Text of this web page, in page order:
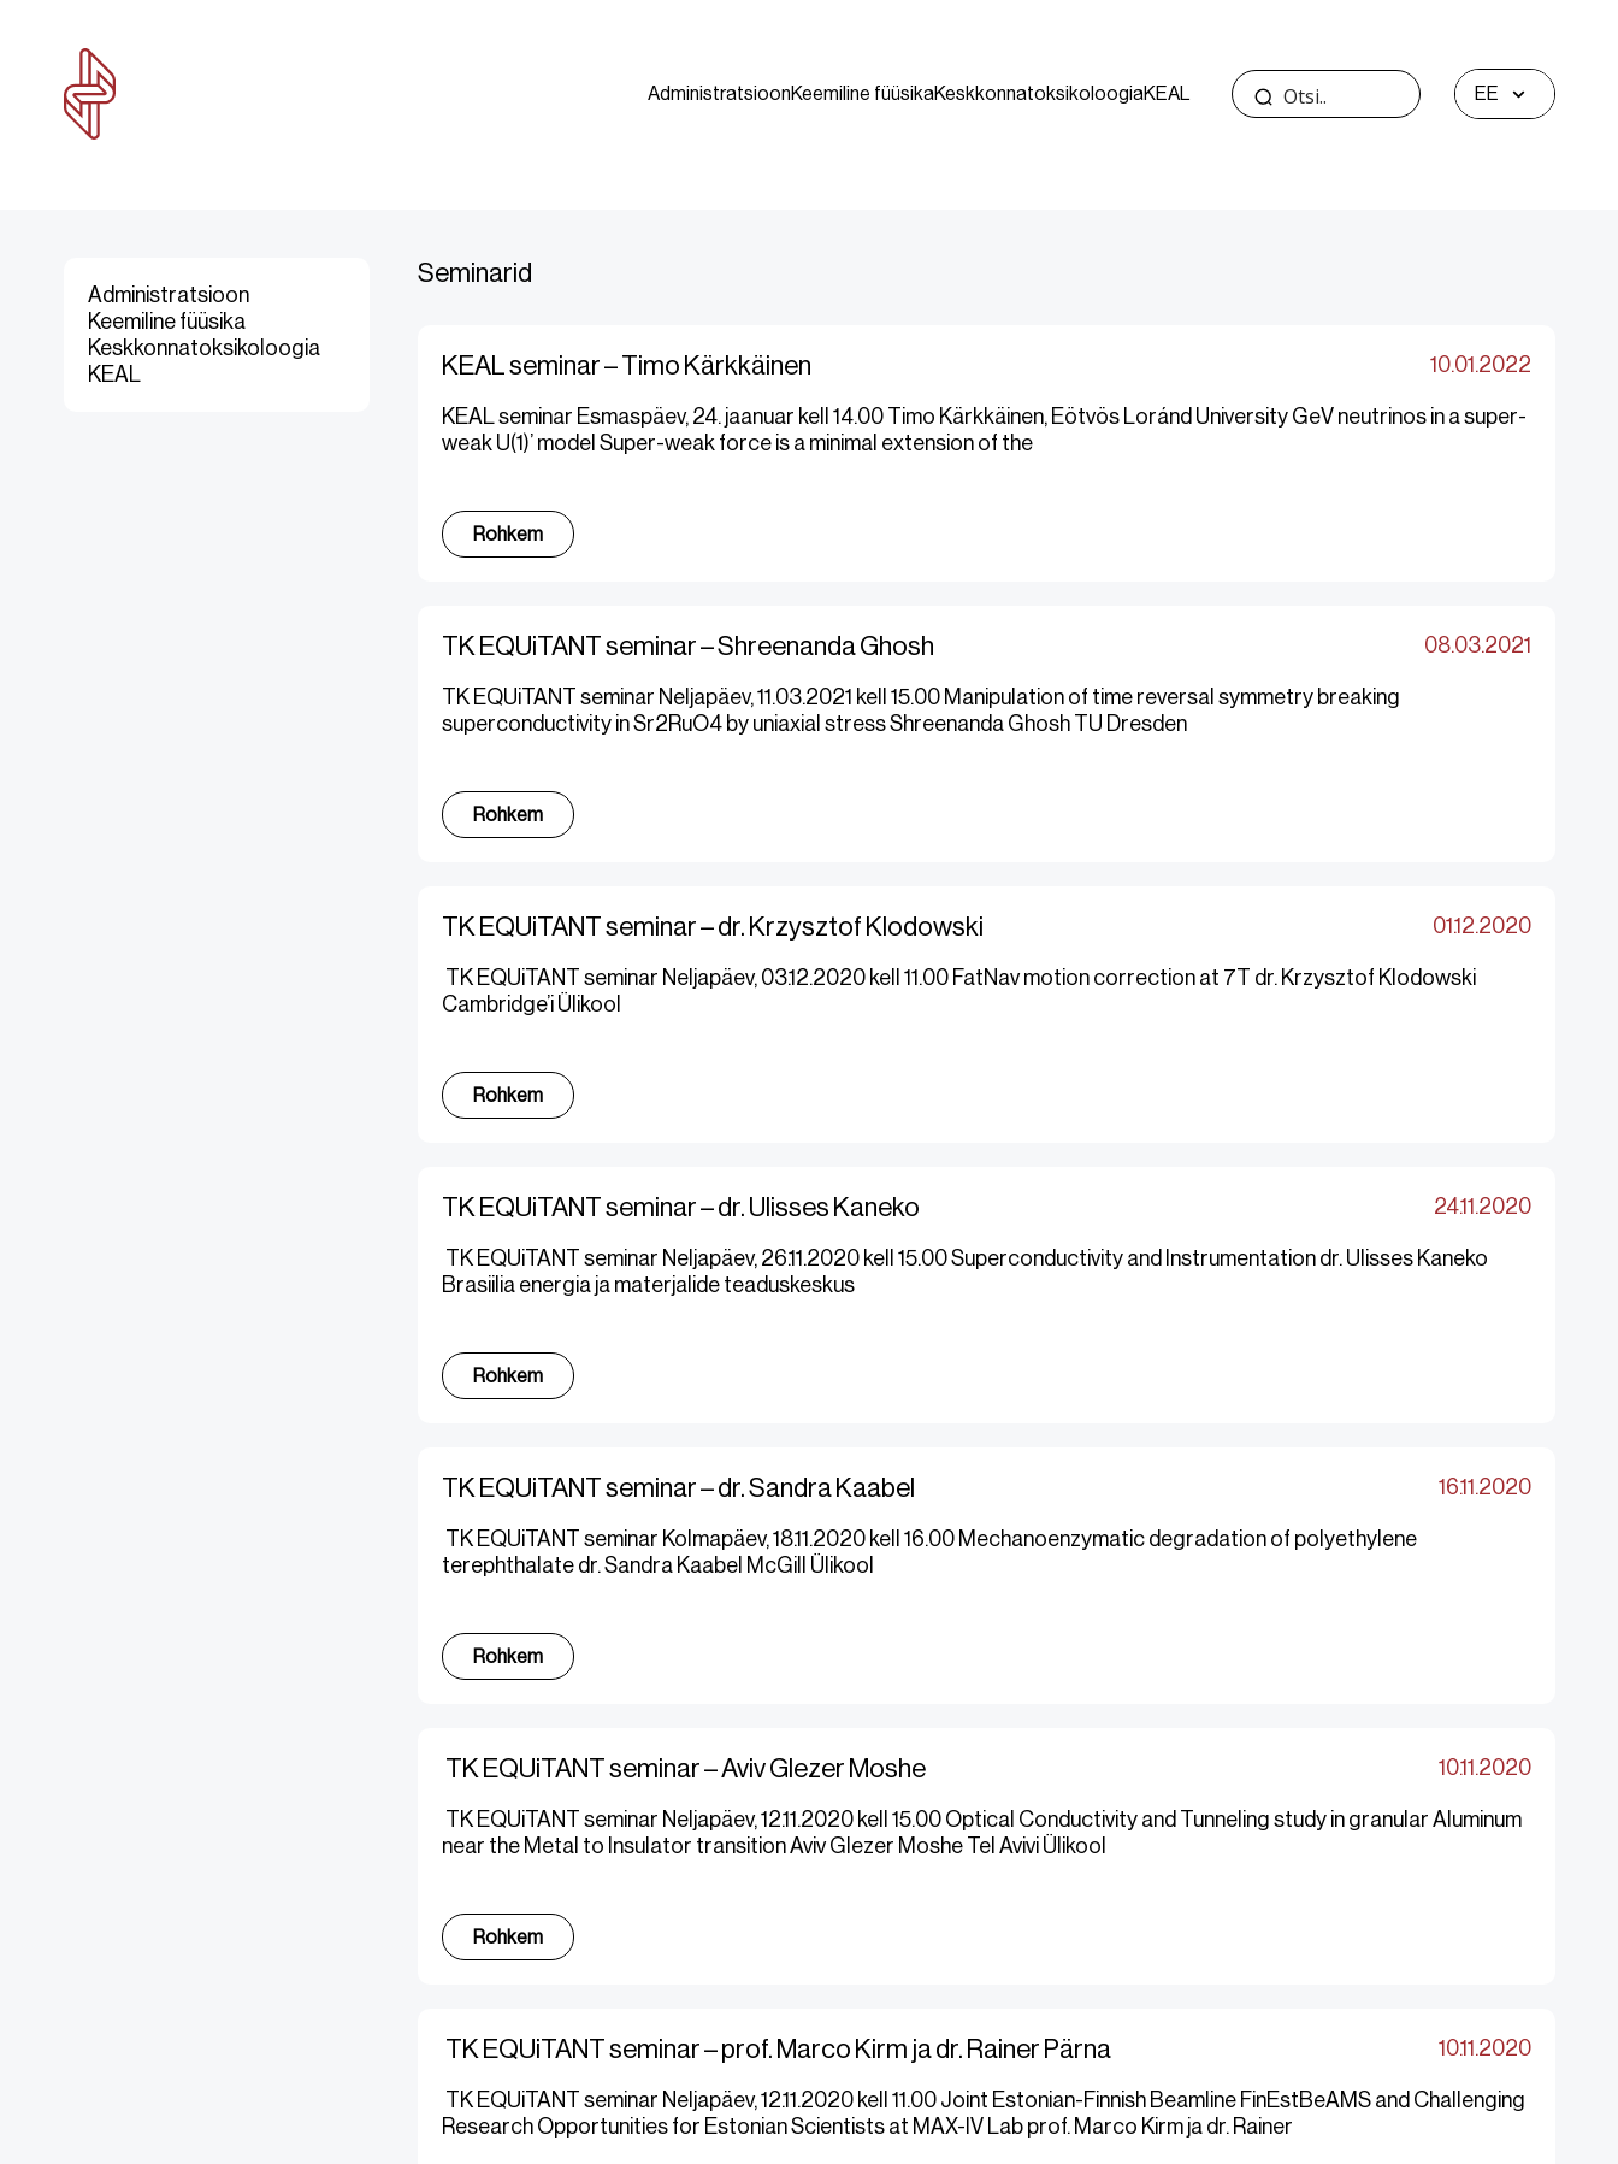
AdministratsioonKeemiline füüsikaKeskkonnatoksikoloogiaKEAL EE
Administratsioon
Keemiline füüsika
Keskkonnatoksikoloogia
KEAL
Seminarid
KEAL seminar – Timo Kärkkäinen 10.01.2022
KEAL seminar Esmaspäev, 24. jaanuar kell 14.00 Timo Kärkkäinen, Eötvös Loránd University GeV neutrinos in a super-
weak U(1)’ model Super-weak force is a minimal extension of the
Rohkem
TK EQUiTANT seminar – Shreenanda Ghosh 08.03.2021
TK EQUiTANT seminar Neljapäev, 11.03.2021 kell 15.00 Manipulation of time reversal symmetry breaking
superconductivity in Sr2RuO4 by uniaxial stress Shreenanda Ghosh TU Dresden
Rohkem
TK EQUiTANT seminar – dr. Krzysztof Klodowski 01.12.2020
TK EQUiTANT seminar Neljapäev, 03.12.2020 kell 11.00 FatNav motion correction at 7T dr. Krzysztof Klodowski
Cambridge’i Ülikool
Rohkem
TK EQUiTANT seminar – dr. Ulisses Kaneko 24.11.2020
TK EQUiTANT seminar Neljapäev, 26.11.2020 kell 15.00 Superconductivity and Instrumentation dr. Ulisses Kaneko
Brasiilia energia ja materjalide teaduskeskus
Rohkem
TK EQUiTANT seminar – dr. Sandra Kaabel 16.11.2020
TK EQUiTANT seminar Kolmapäev, 18.11.2020 kell 16.00 Mechanoenzymatic degradation of polyethylene
terephthalate dr. Sandra Kaabel McGill Ülikool
Rohkem
TK EQUiTANT seminar – Aviv Glezer Moshe 10.11.2020
TK EQUiTANT seminar Neljapäev, 12.11.2020 kell 15.00 Optical Conductivity and Tunneling study in granular Aluminum
near the Metal to Insulator transition Aviv Glezer Moshe Tel Avivi Ülikool
Rohkem
TK EQUiTANT seminar – prof. Marco Kirm ja dr. Rainer Pärna 10.11.2020
TK EQUiTANT seminar Neljapäev, 12.11.2020 kell 11.00 Joint Estonian-Finnish Beamline FinEstBeAMS and Challenging
Research Opportunities for Estonian Scientists at MAX-IV Lab prof. Marco Kirm ja dr. Rainer